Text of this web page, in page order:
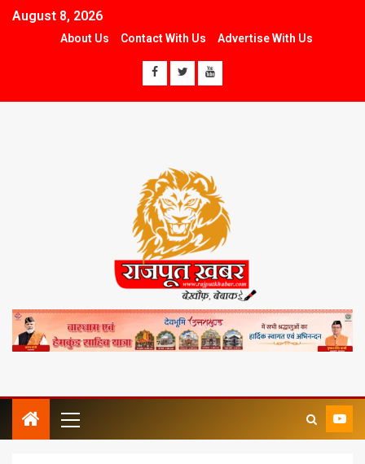
August 8, 2026
About Us Contact With Us Advertise With Us